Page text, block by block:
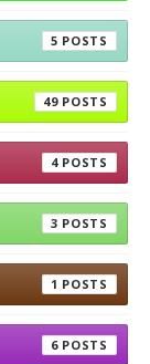
5
49
4
3
1
6